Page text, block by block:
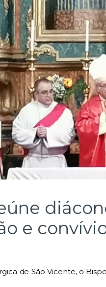
e
de São Vicente, o